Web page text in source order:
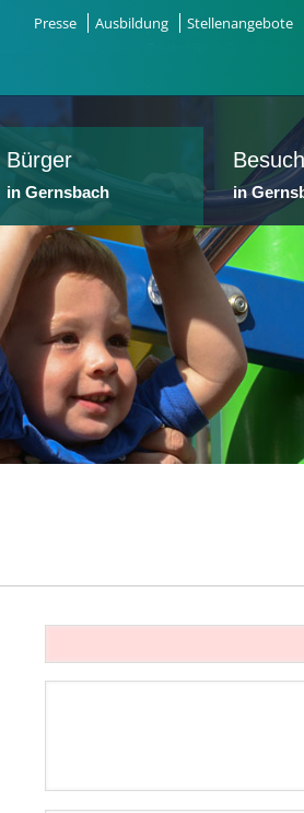
Presse Ausbildung Stellenangebote
Bürger
in Gernsbach in